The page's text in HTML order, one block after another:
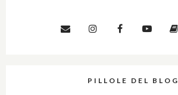
PILLOLE DEL BLOG